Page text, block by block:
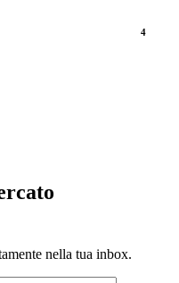
4
nella tua inbox.